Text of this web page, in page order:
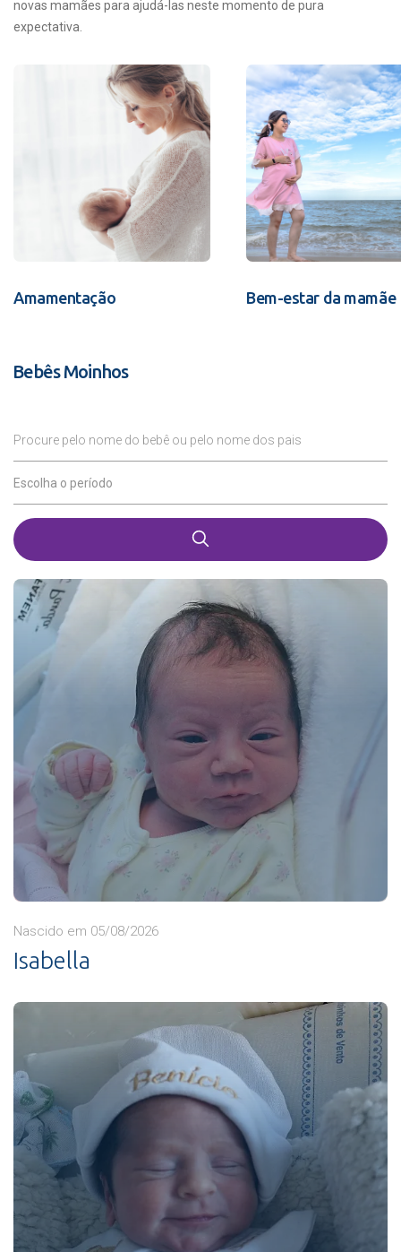
novas mamães para ajudá-las neste momento de pura
expectativa.
Amamentação Bem-estar da mamãe
Bebês Moinhos
Procure pelo nome do bebê ou pelo nome dos pais
Escolha o período
Nascido em 05/08/2026
Isabella